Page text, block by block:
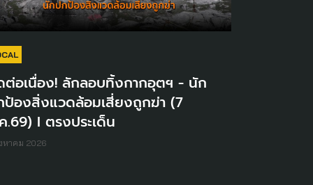
ต่อเนื่อง! ลักลอบทิ้งกากอุตฯ - นัก
ป้องสิ่งแวดล้อมเสี่ยงถูกฆ่า (7
.69) I ตรงประเด็น
หาคม 2026